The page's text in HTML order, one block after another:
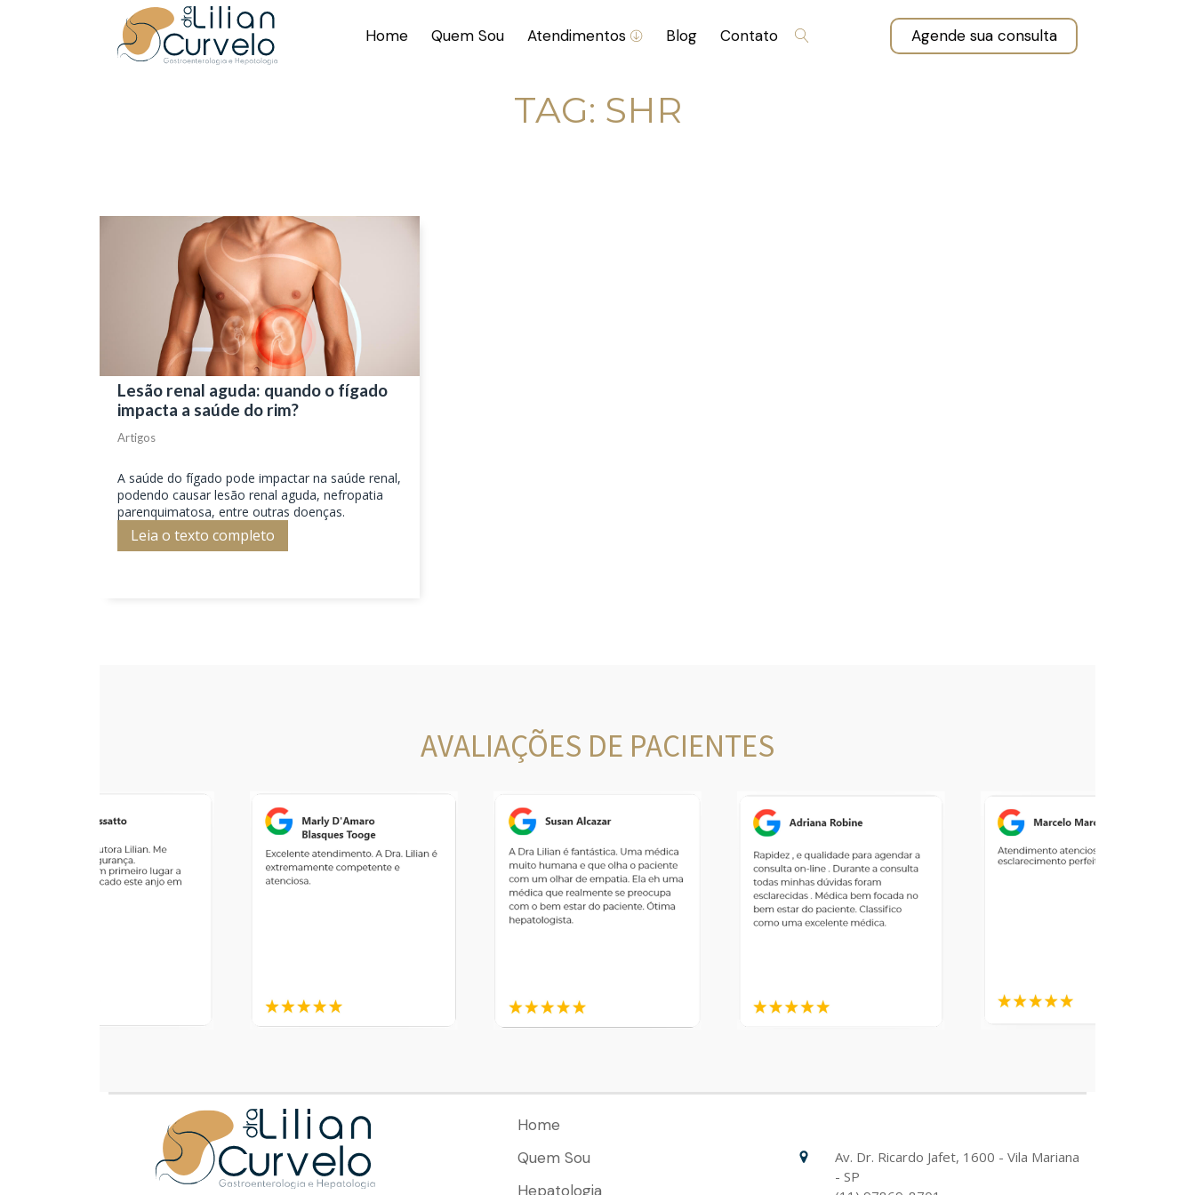
Home Quem Sou Atendimentos Blog Contato Agende sua consulta
TAG: SHR
Lesão renal aguda: quando o fígado
impacta a saúde do rim?
Artigos
A saúde do fígado pode impactar na saúde renal,
podendo causar lesão renal aguda, nefropatia
parenquimatosa, entre outras doenças.
Leia o texto completo
AVALIAÇÕES DE PACIENTES
Home
Quem Sou
Hepatologia
Av. Dr. Ricardo Jafet, 1600 - Vila Mariana
- SP